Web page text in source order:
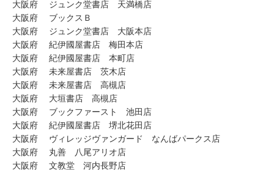
大阪府 ジュンク堂書店 天満橋店
大阪府 ブックスＢ
大阪府 ジュンク堂書店 大阪本店
大阪府 紀伊國屋書店 梅田本店
大阪府 紀伊國屋書店 本町店
大阪府 未来屋書店 茨木店
大阪府 未来屋書店 高槻店
大阪府 大垣書店 高槻店
大阪府 ブックファースト 池田店
大阪府 紀伊國屋書店 堺北花田店
大阪府 ヴィレッジヴァンガード なんばパークス店
大阪府 丸善 八尾アリオ店
大阪府 文教堂 河内長野店